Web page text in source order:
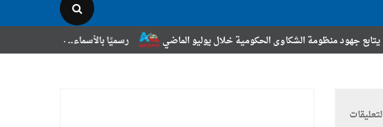
رسميًا بالأسماء.. حركة الترقيات والتنقلات لضباط الحكومية خلال يوليو الماضي